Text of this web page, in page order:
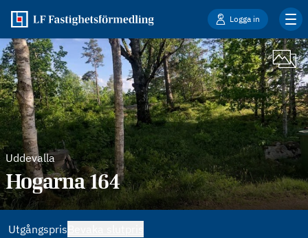
Logga in
Uddevalla
Hogarna 164
Utgångspris